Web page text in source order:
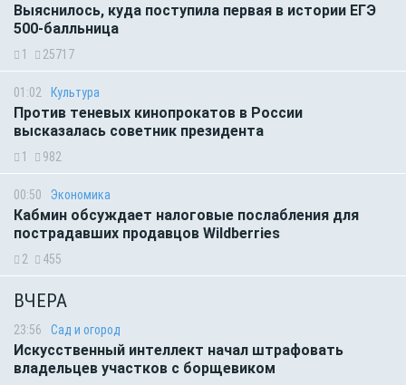
Выяснилось, куда поступила первая в истории ЕГЭ
500-балльница
1 25717
01:02 Культура
Против теневых кинопрокатов в России
высказалась советник президента
1 982
00:50 Экономика
Кабмин обсуждает налоговые послабления для
пострадавших продавцов Wildberries
2 455
ВЧЕРА
23:56 Сад и огород
Искусственный интеллект начал штрафовать
владельцев участков с борщевиком